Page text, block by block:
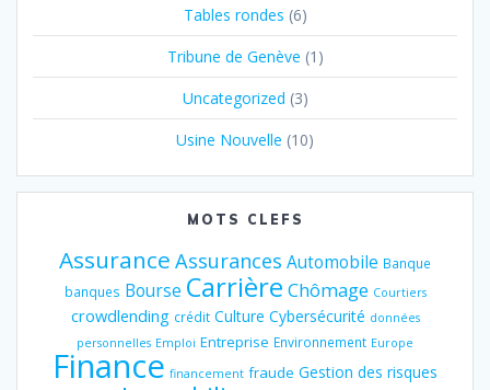
Tables rondes (6)
Tribune de Genève (1)
Uncategorized (3)
Usine Nouvelle (10)
MOTS CLEFS
Assurance Assurances Automobile Banque
banques Bourse Carrière Chômage Courtiers
crowdlending crédit Culture Cybersécurité données
personnelles Emploi Entreprise Environnement Europe
Finance financement fraude Gestion des risques